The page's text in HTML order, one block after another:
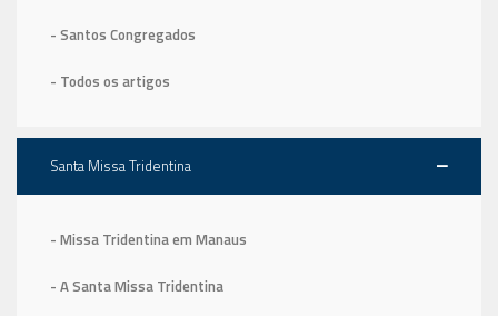
- Santos Congregados
- Todos os artigos
Santa Missa Tridentina
- Missa Tridentina em Manaus
- A Santa Missa Tridentina